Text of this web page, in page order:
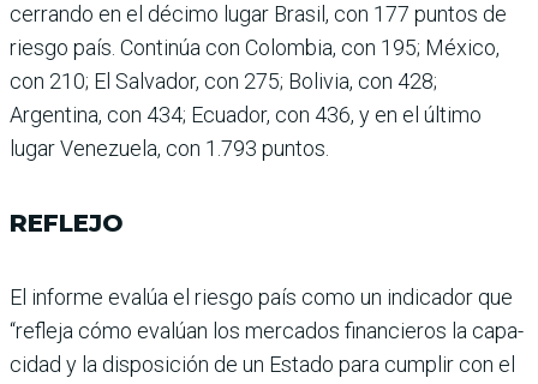
cerrando en el décimo lugar Brasil, con 177 puntos de
riesgo país. Continúa con Colombia, con 195; México,
con 210; El Salvador, con 275; Bolivia, con 428;
Argentina, con 434; Ecuador, con 436, y en el último
lugar Venezuela, con 1.793 puntos.
REFLEJO
El informe evalúa el riesgo país como un indicador que
“refleja cómo evalúan los mercados financieros la capa­
cidad y la disposición de un Estado para cumplir con el